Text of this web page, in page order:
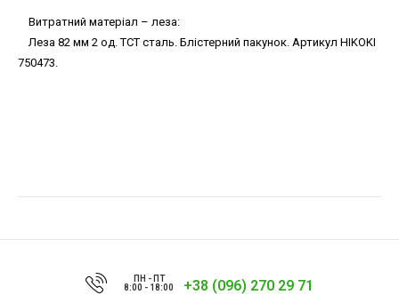
Витратний матеріал – леза:
Леза 82 мм 2 од. ТСТ сталь. Блістерний пакунок. Артикул HIKOKI
750473.
ПН - ПТ
8:00 - 18:00
+38 (096) 270 29 71